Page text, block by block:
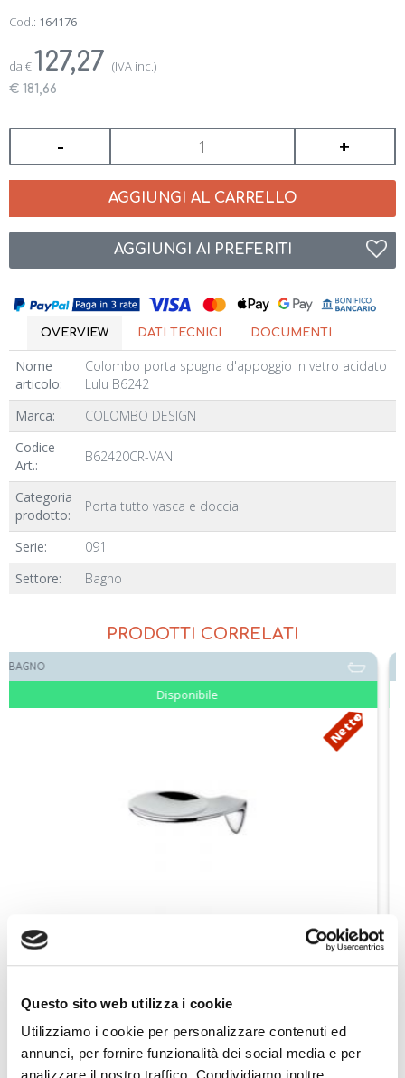
Questo sito web utilizza i cookie
Utilizziamo i cookie per personalizzare contenuti ed
annunci, per fornire funzionalità dei social media e per
Cod.: 164176
da €127,27 (IVA inc.)
€ 181,66
- +
AGGIUNGI AL CARRELLO
AGGIUNGI AI PREFERITI
OVERVIEW DATI TECNICI DOCUMENTI
Nome
articolo:
Colombo porta spugna d'appoggio in vetro acidato
Lulu B6242
Marca:
COLOMBO DESIGN
Codice
Art.:
B62420CR-VAN
Categoria
prodotto:
Porta tutto vasca e doccia
Serie:
091
Settore:
Bagno
PRODOTTI CORRELATI
Disponibile
Colombo Spandisapone d'appoggio Nero Icy Serie Cool W4505